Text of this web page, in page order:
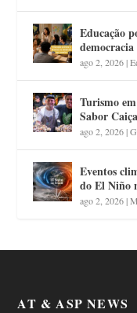
Educação
ago 2, 2026|
Turismo
Sabor
ago 2, 2026|
Eventos
do El Niño
ago 2, 2026|
AT & ASP NEWS